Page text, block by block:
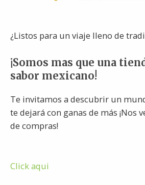
¿Listos para un viaje lleno de
¡Somos mas que una
sabor mexicano!
Te invitamos a descubrir un
te dejará con ganas de más ¡Nos
de compras!
Click aqui